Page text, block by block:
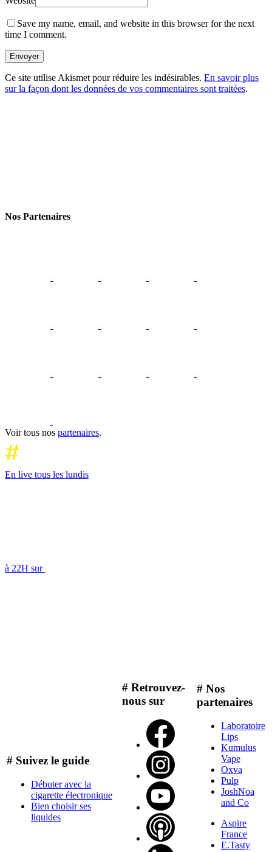
Save my name, email, and website in this browser for the next
time I comment.
Envoyer
Ce site utilise Akismet pour réduire les indésirables. En savoir plus
sur la façon dont les données de vos commentaires sont traitées.
Nos Partenaires
Voir tous nos partenaires.
En live tous les lundis
à 22H sur
# Suivez le guide
Débuter avec la
cigarette électronique
Bien choisir ses
liquides
# Retrouvez-
nous sur
# Nos
partenaires
Laboratoire
Lips
Kumulus
Vape
Oxva
Pulp
JoshNoa
and Co
Aspire
France
E.Tasty